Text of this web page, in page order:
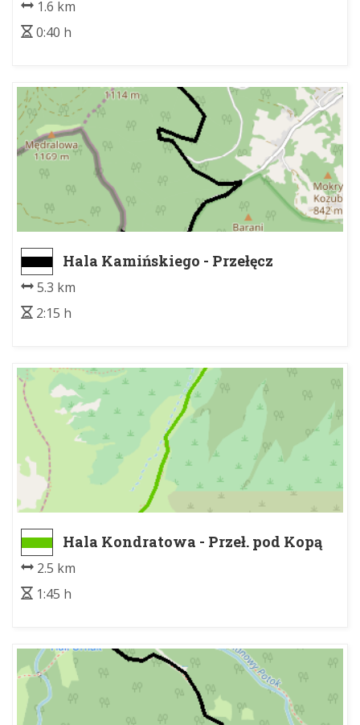
1.6 km
0:40 h
Hala Kamińskiego - Przełęcz
Jałowiecka Północna
5.3 km
2:15 h
Hala Kondratowa - Przeł. pod Kopą
2.5 km
1:45 h